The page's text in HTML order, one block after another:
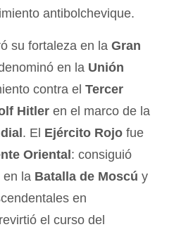
antibolchevique.
su fortaleza en la Gran
en la Unión
contra el Tercer
Hitler en el marco de la
. El Ejército Rojo fue
Oriental : consiguió
en la Batalla de Moscú y
en
el curso del